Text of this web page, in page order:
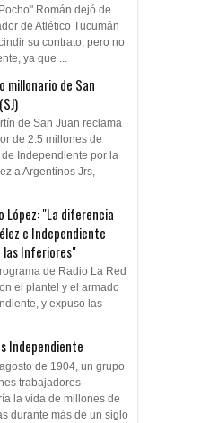
Román dejó de
de Atlético Tucumán
su contrato, pero no
ya que ...
millonario de San
de San Juan reclama
de 2.5 millones de
Independiente por la
a Argentinos Jrs,
López: "La diferencia
e Independiente
las Inferiores"
de Radio La Red
el plantel y el armado
y expuso las
Independiente
de 1904, un grupo
trabajadores
la vida de millones de
durante más de un siglo